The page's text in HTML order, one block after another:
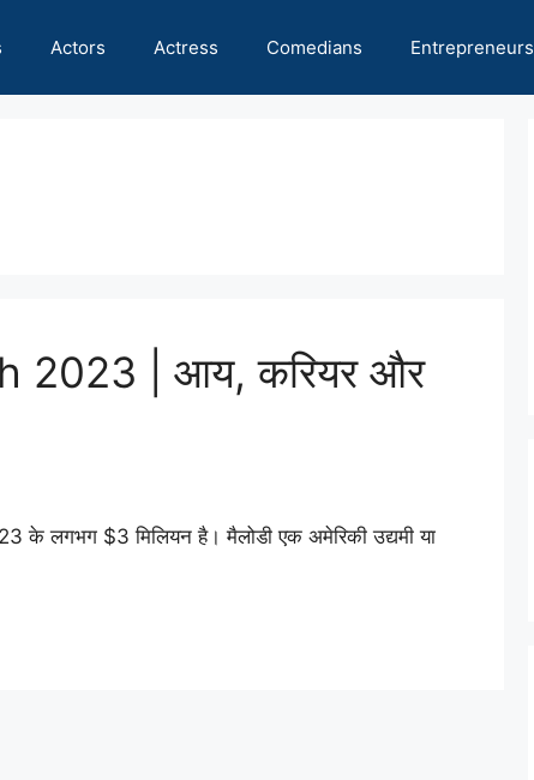
Actors Actress Comedians Entrepreneurs
2023 | आय, करियर और
लगभग $3 मिलियन है। मैलोडी एक अमेरिकी उद्यमी या